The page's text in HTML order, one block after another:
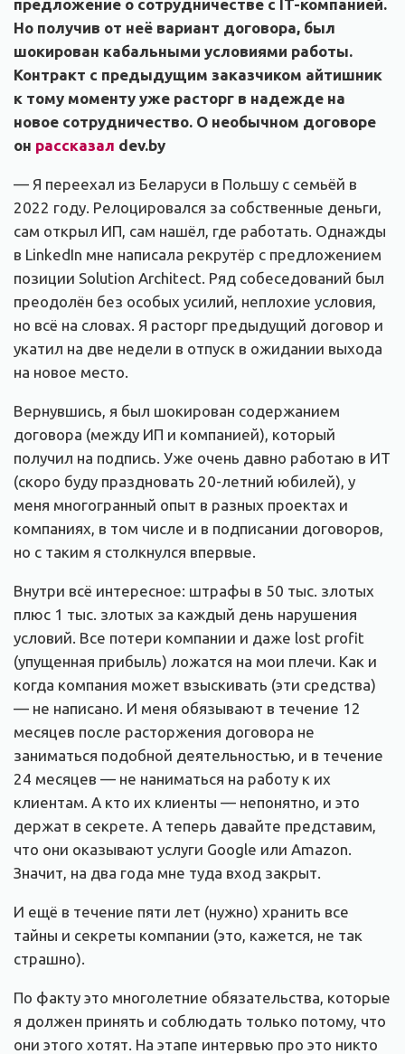
предложение о сотрудничестве с IT-компанией.
Но получив от неё вариант договора, был
шокирован кабальными условиями работы.
Контракт с предыдущим заказчиком айтишник
к тому моменту уже расторг в надежде на
новое сотрудничество. О необычном договоре
он рассказал dev.by
— Я переехал из Беларуси в Польшу с семьёй в
2022 году. Релоцировался за собственные деньги,
сам открыл ИП, сам нашёл, где работать. Однажды
в LinkedIn мне написала рекрутёр с предложением
позиции Solution Architect. Ряд собеседований был
преодолён без особых усилий, неплохие условия,
но всё на словах. Я расторг предыдущий договор и
укатил на две недели в отпуск в ожидании выхода
на новое место.
Вернувшись, я был шокирован содержанием
договора (между ИП и компанией), который
получил на подпись. Уже очень давно работаю в ИТ
(скоро буду праздновать 20-летний юбилей), у
меня многогранный опыт в разных проектах и
компаниях, в том числе и в подписании договоров,
но с таким я столкнулся впервые.
Внутри всё интересное: штрафы в 50 тыс. злотых
плюс 1 тыс. злотых за каждый день нарушения
условий. Все потери компании и даже lost profit
(упущенная прибыль) ложатся на мои плечи. Как и
когда компания может взыскивать (эти средства)
— не написано. И меня обязывают в течение 12
месяцев после расторжения договора не
заниматься подобной деятельностью, и в течение
24 месяцев — не наниматься на работу к их
клиентам. А кто их клиенты — непонятно, и это
держат в секрете. А теперь давайте представим,
что они оказывают услуги Google или Amazon.
Значит, на два года мне туда вход закрыт.
И ещё в течение пяти лет (нужно) хранить все
тайны и секреты компании (это, кажется, не так
страшно).
По факту это многолетние обязательства, которые
я должен принять и соблюдать только потому, что
они этого хотят. На этапе интервью про это никто